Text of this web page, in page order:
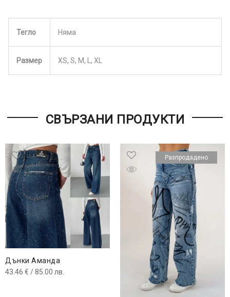
Тегло Няма
Размер XS, S, M, L, XL
СВЪРЗАНИ ПРОДУКТИ
Дънки Аманда
43.46 € / 85.00 лв.
Разпродадено